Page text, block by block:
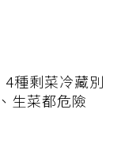
種剩菜冷藏別
生菜都危險